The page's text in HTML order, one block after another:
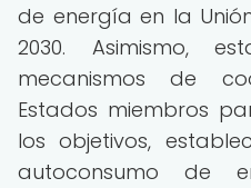
de energía en la
2030. Asimismo,
mecanismos de
Estados miembros
los objetivos,
autoconsumo de